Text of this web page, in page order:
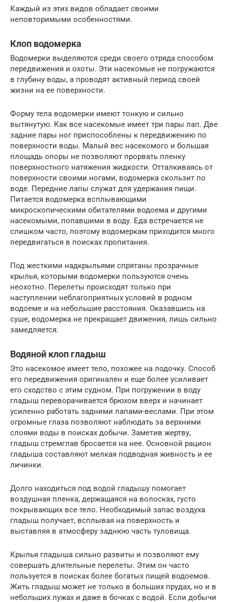
Каждый из этих видов обладает своими
неповторимыми особенностями.
Клоп водомерка
Водомерки выделяются среди своего отряда способом
передвижения и охоты. Эти насекомые не погружаются
в глубину воды, а проводят активный период своей
жизни на ее поверхности.
Форму тела водомерки имеют тонкую и сильно
вытянутую. Как все насекомые имеет три пары лап. Две
задние пары ног приспособлены к передвижению по
поверхности воды. Малый вес насекомого и большая
площадь опоры не позволяют прорвать пленку
поверхностного натяжения жидкости. Отталкиваясь от
поверхности своими ногами, водомерка скользит по
воде. Передние лапы служат для удержания пищи.
Питается водомерка всплывающими
микроскопическими обитателями водоема и другими
насекомыми, попавшими в воду. Еда встречается не
слишком часто, поэтому водомеркам приходится много
передвигаться в поисках пропитания.
Под жесткими надкрыльями спрятаны прозрачные
крылья, которыми водомерки пользуются очень
неохотно. Перелеты происходят только при
наступлении неблагоприятных условий в родном
водоеме и на небольшие расстояния. Оказавшись на
суше, водомерка не прекращает движения, лишь сильно
замедляется.
Водяной клоп гладыш
Это насекомое имеет тело, похожее на лодочку. Способ
его передвижения оригинален и еще более усиливает
его сходство с этим судном. При погружении в воду
гладыш переворачивается брюхом вверх и начинает
усиленно работать задними лапами-веслами. При этом
огромные глаза позволяют наблюдать за верхними
слоями воды в поисках добычи. Заметив жертву,
гладыш стремглав бросается на нее. Основной рацион
гладыша составляют мелкая подводная живность и ее
личинки.
Долго находиться под водой гладышу помогает
воздушная пленка, держащаяся на волосках, густо
покрывающих все тело. Необходимый запас воздуха
гладыш получает, всплывая на поверхность и
выставляя в атмосферу заднюю часть туловища.
Крылья гладыша сильно развиты и позволяют ему
совершать длительные перелеты. Этим он часто
пользуется в поисках более богатых пищей водоемов.
Жить гладыш может не только в больших прудах, но и в
небольших лужах и даже в бочках с водой. Если добычи